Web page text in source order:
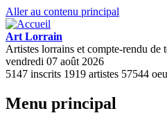
Aller au contenu principal
Art Lorrain
Artistes lorrains et compte-rendu de
vendredi 07 août 2026
5147 inscrits 1919 artistes 57544
Menu principal